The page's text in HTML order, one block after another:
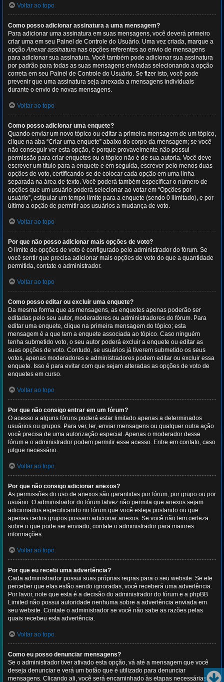
Voltar ao topo
Como posso adicionar assinatura a uma mensagem?
Para adicionar uma assinatura em suas mensagens, você deverá primeiro
criar uma em seu Painel de Controle do Usuário. Uma vez criada, marque a
opçãoAnexar assinatura nas opções referentes ao envio de mensagens
para adicionar sua assinatura. Você também pode adicionar sua assinatura
por padrão para todas as suas mensagens enviadas selecionando a opção
correta em seu Painel de Controle do Usuário. Se fizer isto, você pode
prevenir que uma assinatura seja anexada a mensagens individuais
durante o envio de novas mensagens.
Voltar ao topo
Como posso adicionar uma enquete?
Quando enviar um novo tópico ou editar a primeira mensagem de um tópico,
clique na aba “Criar uma enquete” abaixo do corpo da mensagem; se você
não conseguir ver esta opção, é porque provavelmente não possui
permissão para criar enquetes ou o tópico não é de sua autoria. Você deve
escrever um título para a enquete e em seguida, escrever pelo menos duas
opções de voto, certificando-se de colocar cada opção em uma linha
separada na área de texto. Você poderá também especificar o número de
opções que um usuário poderá selecionar ao votar em “Opções por
usuário”, estipular um tempo limite para a enquete (sendo 0 ilimitado), e por
último a opção de permitir aos usuários a mudança de voto.
Voltar ao topo
Por que não posso adicionar mais opções de voto?
O limite de opções de voto é configurado pelo administrador do fórum. Se
você sentir que precisa adicionar mais opções de voto do que a quantidade
permitida, contate o administrador.
Voltar ao topo
Como posso editar ou excluir uma enquete?
Da mesma forma que as mensagens, as enquetes apenas poderão ser
editadas pelo seu autor, moderadores ou administradores do fórum. Para
editar uma enquete, clique na primeira mensagem do tópico; esta
mensagem é a que tem a enquete associada ao tópico. Caso ninguém
tenha submetido voto, o seu autor poderá excluir a enquete ou editar as
suas opções de voto. Contudo, se usuários já tiverem submetido os seus
votos, apenas moderadores e administradores podem editar ou excluir essa
enquete. Isso é para evitar com que sejam alteradas as opções de voto de
enquetes em curso.
Voltar ao topo
Por que não consigo entrar em um fórum?
O acesso a alguns fóruns poderá estar limitado apenas a determinados
usuários ou grupos. Para ver, ler, enviar mensagens ou qualquer outra ação
você precisa de uma autorização especial. Apenas o moderador desse
fórum e o administrador podem permitir esse acesso. Entre em contato, caso
julgue necessário.
Voltar ao topo
Por que não consigo adicionar anexos?
As permissões do uso de anexos são garantidas por fórum, por grupo ou por
usuário. O administrador do fórum talvez não permita que anexos sejam
adicionados especificando no fórum que você esteja postando ou que
apenas certos grupos possam adicionar anexos. Se você não tem certeza
sobre o que pode ser enviado, contate o administrador para maiores
informações.
Voltar ao topo
Por que eu recebi uma advertência?
Cada administrador possui suas próprias regras para o seu website. Se ele
perceber que elas estão sendo ignoradas, você receberá uma advertência.
Por favor, note que esta é a decisão do administrador do fórum e a phpBB
Limited não possui autoridade nenhuma sobre a advertência enviada em
seu website. Contate o administrador se você não sabe as razões pelas
quais recebeu esta advertência.
Voltar ao topo
Como eu posso denunciar mensagens?
Se o administrador tiver ativado esta opção, vá até a mensagem que você
deseja denunciar e verá um botão que é utilizado para denunciar
mensagens. Clicando ali, você será encaminhado às etapas necessárias